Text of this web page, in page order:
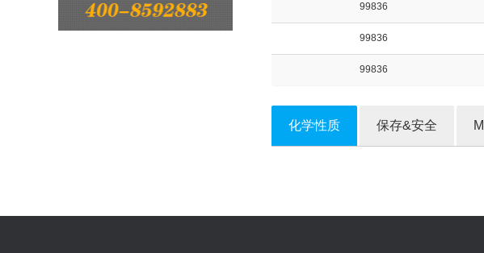
收藏产品
99836
99836
99836
化学性质 保存&安全